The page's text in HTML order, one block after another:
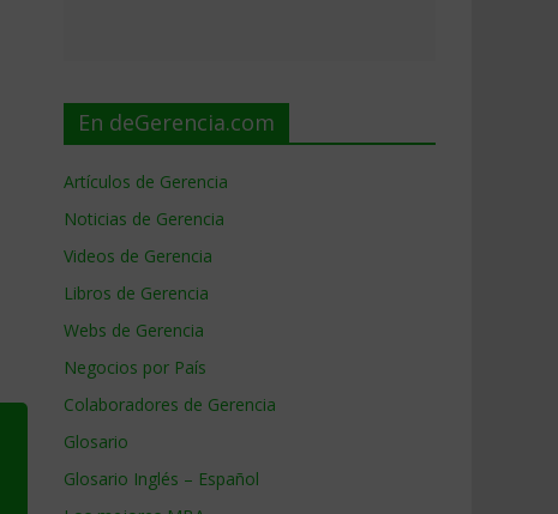
En deGerencia.com
Artículos de Gerencia
Noticias de Gerencia
Videos de Gerencia
Libros de Gerencia
Webs de Gerencia
Negocios por País
Colaboradores de Gerencia
Glosario
Glosario Inglés – Español